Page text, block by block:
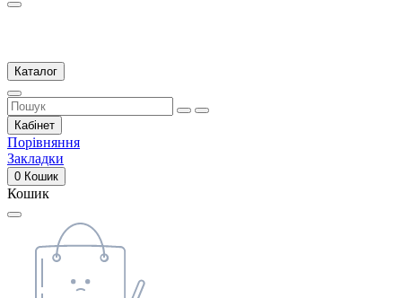
Каталог
Кабінет
Порівняння
Закладки
0 Кошик
Кошик